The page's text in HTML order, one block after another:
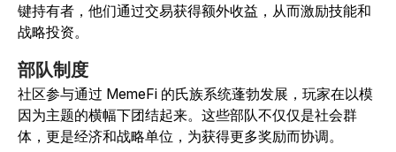
键持有者，他们通过交易获得额外收益，从而激励技能和
战略投资。
部队制度
社区参与通过 MemeFi 的氏族系统蓬勃发展，玩家在以模
因为主题的横幅下团结起来。这些部队不仅仅是社会群
体，更是经济和战略单位，为获得更多奖励而协调。